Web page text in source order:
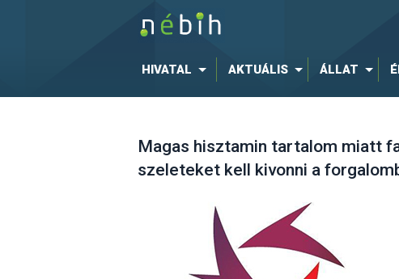
HIVATAL AKTUÁLIS ÁLLAT
Magas hisztamin tartalom miatt
szeleteket kell kivonni a